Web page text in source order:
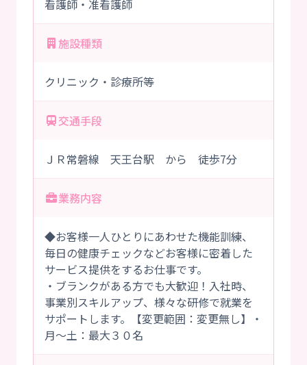
看護師・准看護師
施設種類
クリニック・診療所等
交通手段
ＪＲ常磐線 天王台駅 から 徒歩7分
業務内容
◆お客様一人ひとりにあわせた機能訓練、
毎日の健康チェックなどお客様に密着した
サービス提供をするお仕事です。
・ブランクがある方でも大歓迎！入社時、
事業別スキルアップ、様々な研修で就業を
サポートします。【変更範囲：変更無し】・
月～土：最大３０名